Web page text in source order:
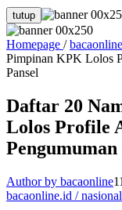
tutup
Homepage /
Pimpinan KPK Lolos
Pansel
Daftar 20
Lolos Profile
Pengumuman
Author by bacaonline
bacaonline.id / nasional